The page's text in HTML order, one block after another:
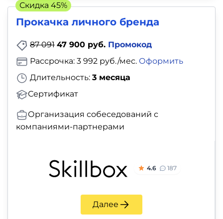
Прокачка личного бренда
87 091 47 900 руб. Промокод
Длительность: 3 месяца
Сертификат
Рассрочка: 3 992 руб./мес. Оформить
Организация собеседований с
компаниями-партнерами
4.6 187
Далее
Скидка 45%